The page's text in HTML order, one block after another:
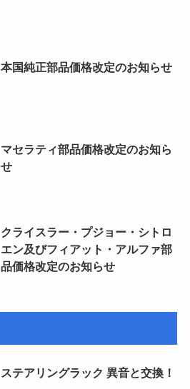
本国純正部品価格改定のお知らせ
マセラティ部品価格改定のお知ら
せ
クライスラー・プジョー・シトロ
エン及びフィアット・アルファ部
品価格改定のお知らせ
ステアリングラック 異音と交換！